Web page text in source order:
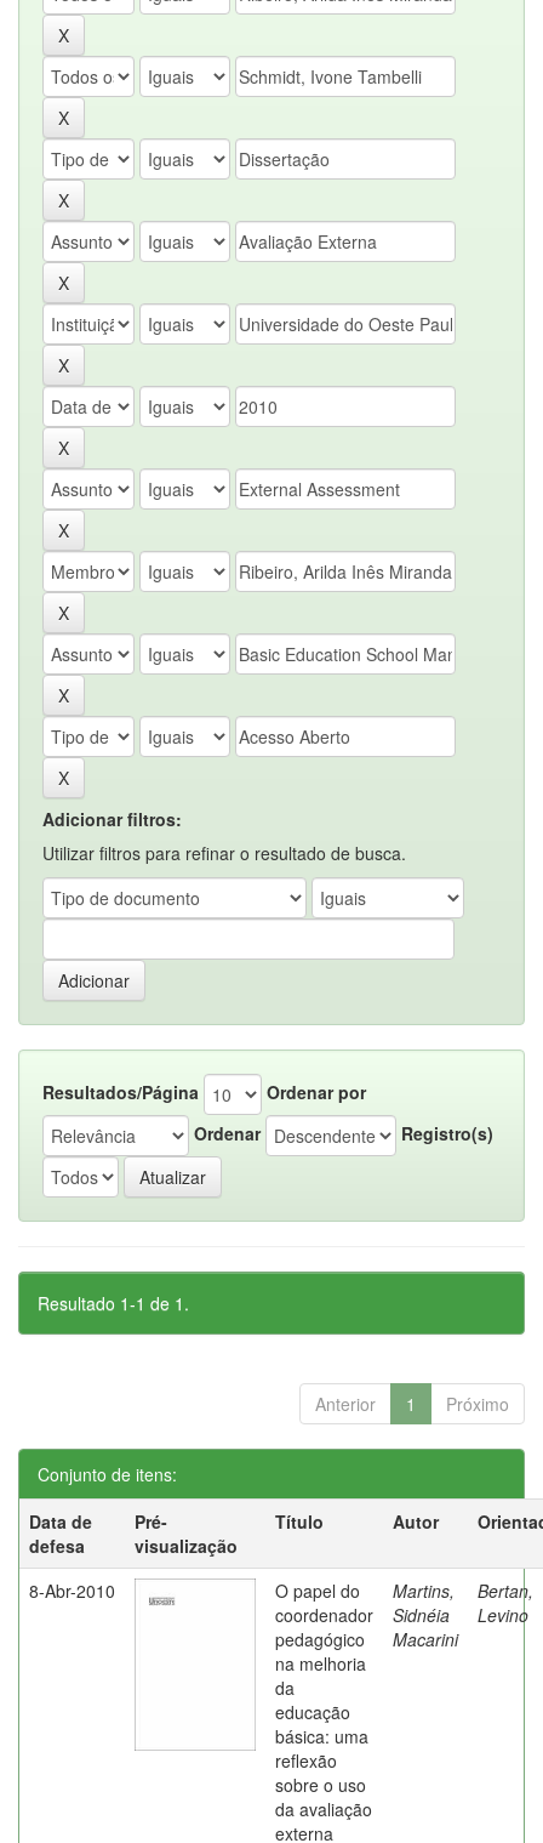
Adicionar filtros:
Utilizar filtros para refinar o resultado de busca.
Resultados/Página
Ordenar por
Ordenar
Registro(s)
Resultado 1-1 de 1.
Anterior 1 Próximo
Conjunto de itens:
Data de
defesa
Pré-
visualização
Título Autor
8-Abr-2010
O papel do
coordenador
pedagógico
na melhoria
da
educação
básica: uma
reflexão
sobre o uso
da avaliação
externa
Martins,
Sidnéia
Macarini
Bertan,
Levino